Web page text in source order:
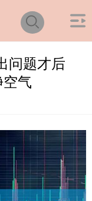
问题才后
气